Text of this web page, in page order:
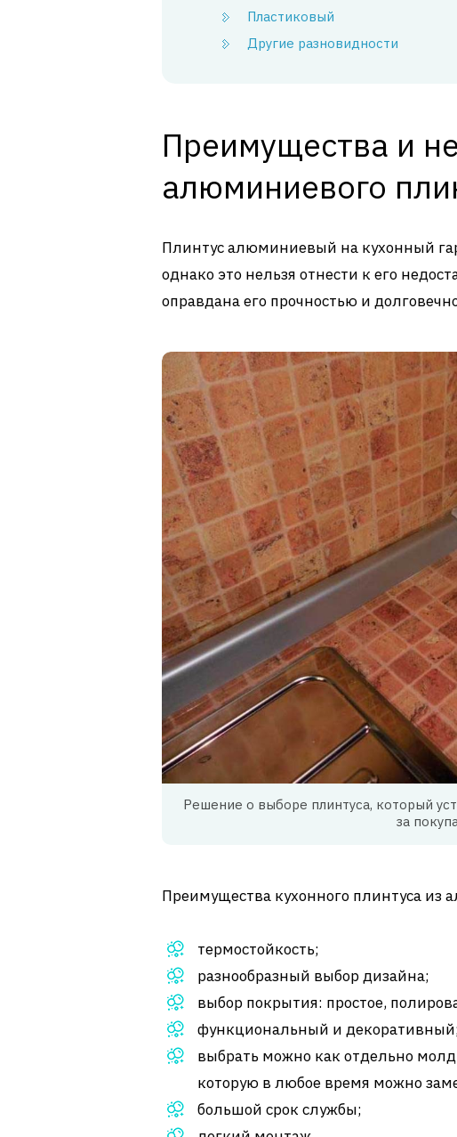
Пластиковый
Другие разновидности
Преимущества и
алюминиевого
Плинтус алюминиевый на кухонный
однако это нельзя отнести к его
оправдана его прочностью и
Решение о выборе плинтуса, который
за
Преимущества кухонного плинтуса из
термостойкость;
разнообразный выбор дизайна;
выбор покрытия: простое,
функциональный и
выбрать можно как отдельно
которую в любое время можно
большой срок службы;